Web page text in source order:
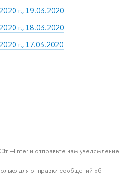
г., 19.03.2020
г., 18.03.2020
г., 17.03.2020
и отправьте нам уведомление.
для отправки сообщений об